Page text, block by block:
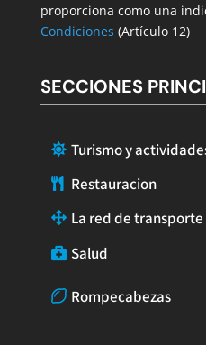
proporciona como una
Condiciones (Artículo 12)
SECCIONES
Turismo y
Restauracion
La red de transporte
Salud
Rompecabezas